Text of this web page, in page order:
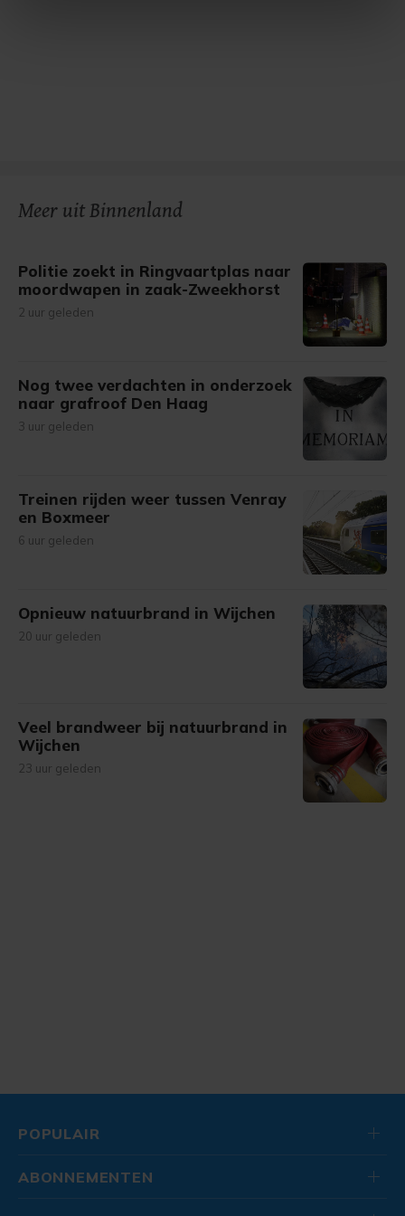
Meer uit Binnenland
Politie zoekt in Ringvaartplas naar
moordwapen in zaak-Zweekhorst
2 uur geleden
Nog twee verdachten in onderzoek
naar grafroof Den Haag
3 uur geleden
Treinen rijden weer tussen Venray
en Boxmeer
6 uur geleden
Opnieuw natuurbrand in Wijchen
20 uur geleden
Veel brandweer bij natuurbrand in
Wijchen
23 uur geleden
POPULAIR
ABONNEMENTEN